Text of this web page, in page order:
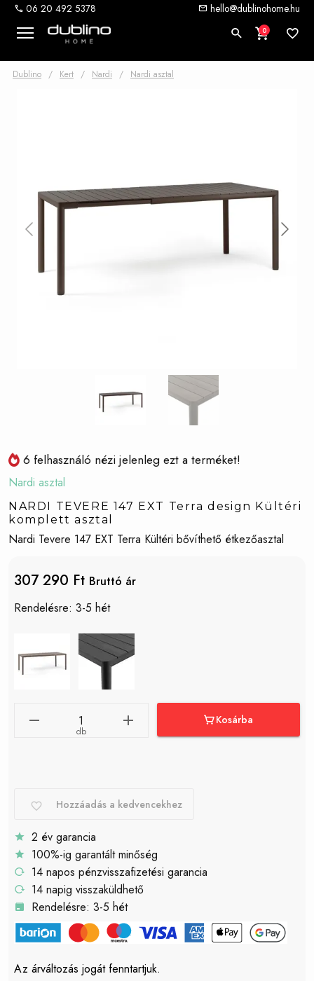
06 20 492 5378 hello@dublinohome.hu
0
Dublino / Kert / Nardi / Nardi asztal
6 felhasználó nézi jelenleg ezt a terméket!
Nardi asztal
NARDI TEVERE 147 EXT Terra design Kültéri
komplett asztal
Nardi Tevere 147 EXT Terra Kültéri bővíthető étkezőasztal
307 290 Ft Bruttó ár
Rendelésre: 3-5 hét
db
Kosárba
Hozzáadás a kedvencekhez
2 év garancia
100%-ig garantált minőség
14 napos pénzvisszafizetési garancia
14 napig visszaküldhető
Rendelésre: 3-5 hét
Az árváltozás jogát fenntartjuk.